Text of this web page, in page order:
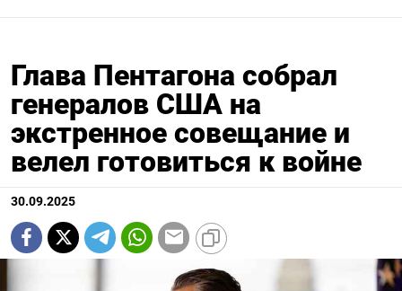
Глава Пентагона собрал
генералов США на
экстренное совещание и
велел готовиться к войне
30.09.2025